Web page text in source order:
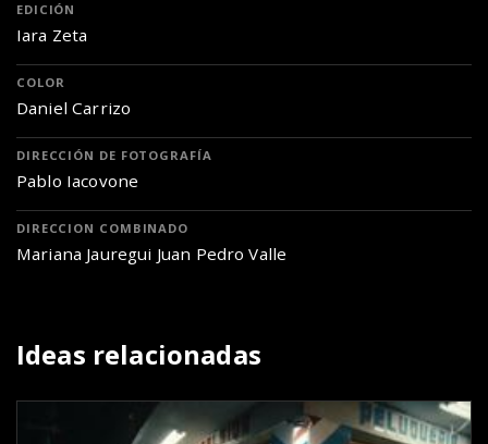
EDICIÓN
Iara Zeta
COLOR
Daniel Carrizo
DIRECCIÓN DE FOTOGRAFÍA
Pablo Iacovone
DIRECCION COMBINADO
Mariana Jauregui Juan Pedro Valle
Ideas relacionadas